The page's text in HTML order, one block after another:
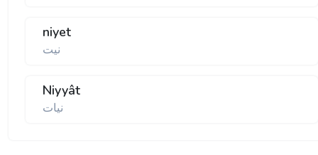
niyet
نيت
Niyyât
نيات